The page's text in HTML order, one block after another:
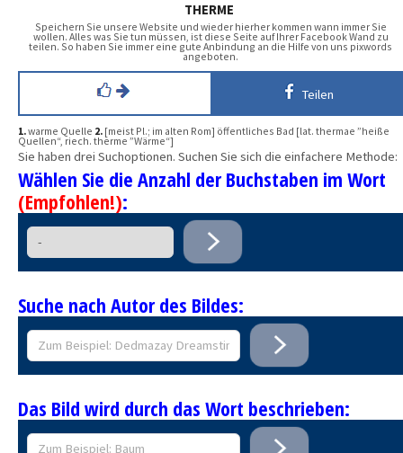
THERME
Speichern Sie unsere Website und wieder hierher kommen wann immer Sie
wollen. Alles was Sie tun müssen, ist diese Seite auf Ihrer Facebook Wand zu
teilen. So haben Sie immer eine gute Anbindung an die Hilfe von uns pixwords
angeboten.
Teilen
1.warme Quelle 2. [meist Pl.; im alten Rom] öffentliches Bad [lat. thermae ”heiße
Quellen“, riech. therme ”Wärme“]
Sie haben drei Suchoptionen. Suchen Sie sich die einfachere Methode:
Wählen Sie die Anzahl der Buchstaben im Wort
(Empfohlen!):
Suche nach Autor des Bildes:
Das Bild wird durch das Wort beschrieben: